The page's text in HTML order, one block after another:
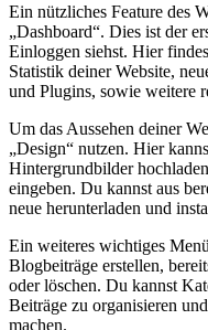
Ein nützliches Feature des
„Dashboard“. Dies ist der
Einloggen siehst. Hier
Statistik deiner Website,
und Plugins, sowie weitere
Um das Aussehen deiner
„Design“ nutzen. Hier
Hintergrundbilder
eingeben. Du kannst aus
neue herunterladen und
Ein weiteres wichtiges
Blogbeiträge erstellen,
oder löschen. Du kannst
Beiträge zu organisieren
machen.